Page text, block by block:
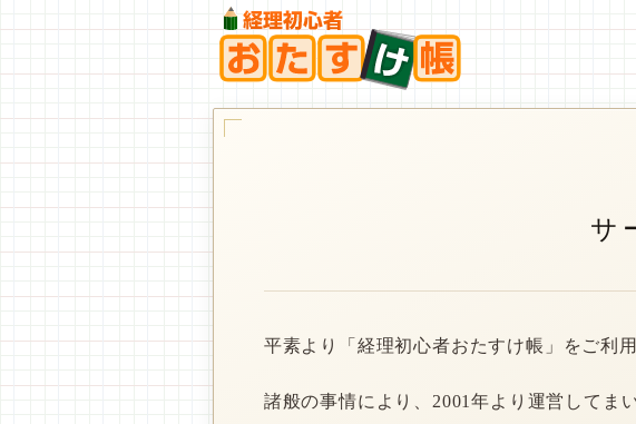
サ
平素より「経理初心者おたすけ帳」をご利
諸般の事情により、2001年より運営してま